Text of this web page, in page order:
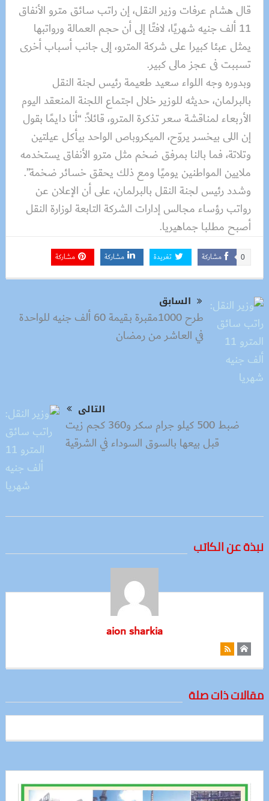
قال هشام عرفات وزير النقل، إن راتب سائق مترو الأنفاق
11 ألف جنيه شهريًا، لافتًا إلى أن حجم العمالة ورواتبها
يمثل عبئا كبيرا على شركة المترو، إلى جانب أسباب أخرى
تسببت فى عجز مالى كبير.
وبدوره وجه اللواء سعيد طعيمة رئيس لجنة النقل
بالبرلمان، حديثه للوزير خلال اجتماع اللجنة المنعقد اليوم
الأربعاء لمناقشة سعر تذكرة المترو، قائلاً: “أنا دايمًا بقول
إن اللى بيخسر يروّح، الميكروباص الواحد بيأكل عيلتين
وتلاتة، فما بالنا بمرفق ضخم مثل مترو الأنفاق يستخدمه
ملايين المواطنين يوميًا ومع ذلك يحقق خسائر ضخمة”.
وشدد رئيس لجنة النقل بالبرلمان، على أن الإعلان عن
رواتب رؤساء مجالس إدارات الشركة التابعة لوزارة النقل
أصبح مطلبا جماهيريا.
مشاركة 0 تغريدة مشاركة مشاركة
السابق
طرح 1000مقبرة بـقيمة 60 ألف جنيه للواحدة
في العاشر من رمضان
التالى
ضبط 500 كيلو جرام سكر و360 كجم زيت
قبل بيعها بالسوق السوداء في الشرقية
نبذة عن الكاتب
aion sharkia
مقالات ذات صلة